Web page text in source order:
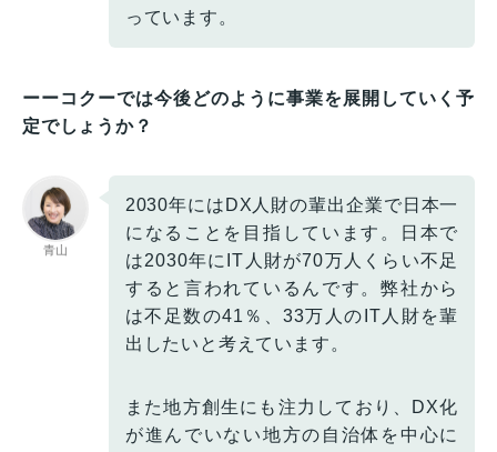
っています。
ーーコクーでは今後どのように事業を展開していく予
定でしょうか？
青山
2030年にはDX人財の輩出企業で日本一
になることを目指しています。日本で
は2030年にIT人財が70万人くらい不足
すると言われているんです。弊社から
は不足数の41％、33万人のIT人財を輩
出したいと考えています。
また地方創生にも注力しており、DX化
が進んでいない地方の自治体を中心に